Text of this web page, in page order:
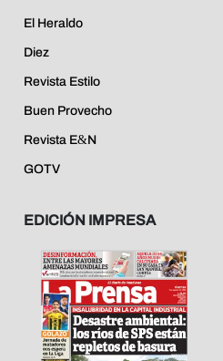
El Heraldo
Diez
Revista Estilo
Buen Provecho
Revista E&N
GOTV
EDICIÓN IMPRESA